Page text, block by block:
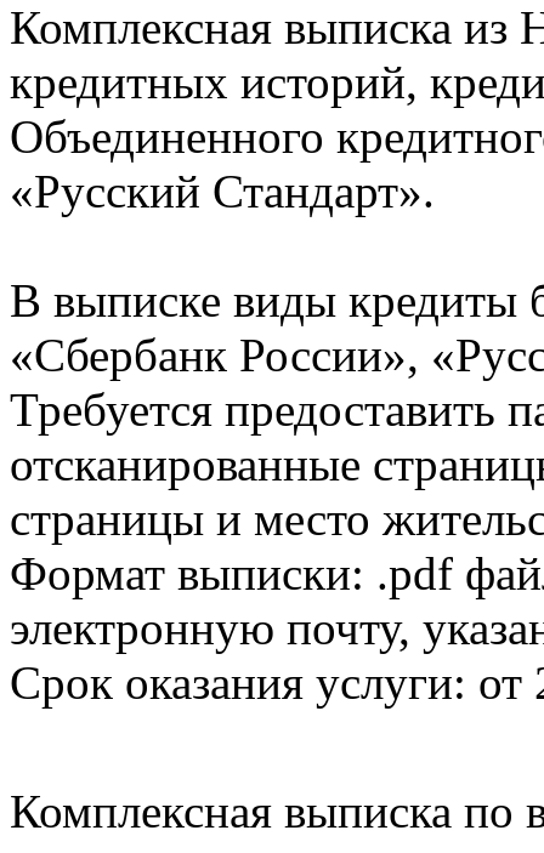
Комплексная выписка из
кредитных историй,
Объединенного
«Русский Стандарт».
В выписке виды кредиты
«Сбербанк России»,
Требуется предоставить
отсканированные
страницы и место
Формат выписки: .pdf
электронную почту,
Срок оказания услуги: от
Комплексная выписка